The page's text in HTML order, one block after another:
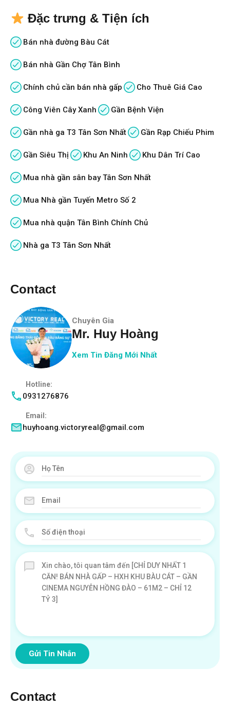
Đặc trưng & Tiện ích
Bán nhà đường Bàu Cát
Bán nhà Gần Chợ Tân Bình
Chính chủ cần bán nhà gấp Cho Thuê Giá Cao
Công Viên Cây Xanh Gần Bệnh Viện
Gần nhà ga T3 Tân Sơn Nhất Gần Rạp Chiếu Phim
Gần Siêu Thị Khu An Ninh Khu Dân Trí Cao
Mua nhà gần sân bay Tân Sơn Nhất
Mua Nhà gần Tuyến Metro Số 2
Mua nhà quận Tân Bình Chính Chủ
Nhà ga T3 Tân Sơn Nhất
Contact
Chuyên Gia
Mr. Huy Hoàng
Xem Tin Đăng Mới Nhất
Hotline:
0931276876
Email:
huyhoang.victoryreal@gmail.com
Gửi Tin Nhắn
Contact